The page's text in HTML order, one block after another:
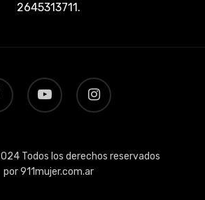
2645313711.
youtube instagram
Todos los derechos reservados
por 911mujer.com.ar